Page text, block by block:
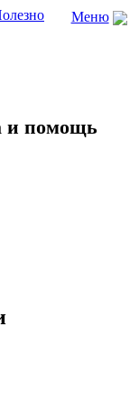
Меню
и помощь